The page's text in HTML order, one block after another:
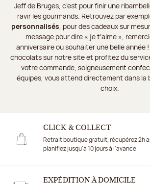
Jeff de Bruges, c’est pour finir une
ravir les gourmands. Retrouvez par
personnalisés , pour des cadeaux sur
message pour dire « je t’aime »,
anniversaire ou souhaiter une belle année
chocolats sur notre site et profitez du
votre commande, soigneusement
équipes, vous attend directement dans la
choix.
CLICK & COLLECT
Retrait boutique gratuit, récupérez 2h
planifiez jusqu'à 10 jours à l'avance
EXPÉDITION À DOMICILE